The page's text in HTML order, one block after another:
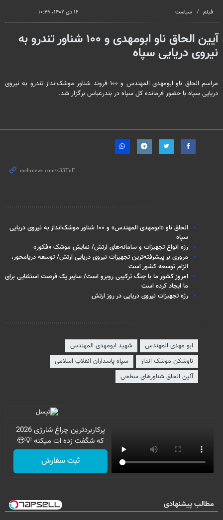
فیلم سیاست ۱۶ دی ۱۴۰۲، ۱۰:۴۹
آیین الحاق ناو ابومهدی و ۱۰۰ شناور تندرو به
نیروی دریایی سپاه
مراسم الحاق ناو ابومهدی المهندس و ۱۰۰ فروند شناور موشک‌انداز تندرو به نیروی
دریایی سپاه با حضور فرمانده کل سپاه در بندرعباس برگزار شد.
الحاق ناو «ابومهدی المهندس» و ۱۰۰ شناور موشک‌انداز به نیروی دریایی
سپاه
رژه انواع تجهیزات و سامانه‌های ارتش/ نمایش موشک «فکور»
مروری بر پیشرفته‌ترین تجهیزات نیروی دریایی ارتش/ توسعه دریامحور،
الزام توسعه کشور است
امروز کشور ما با جنگ ترکیبی روبرو است/ سایبر یک فرصت استثنایی برای
ما ایجاد کرده است
رژه تجهیزات نیروی دریایی در روز ارتش
ابو مهدی المهندس
شهید ابومهدی المهندس
ناوشکن موشک انداز
سپاه پاسداران انقلاب اسلامی
آئین الحاق شناورهای سطحی
پرکاربردترین چراغ شارژی 2026
که شگفت زده ات میکنه 💡😍
ثبت سفارش
مطالب پیشنهادی